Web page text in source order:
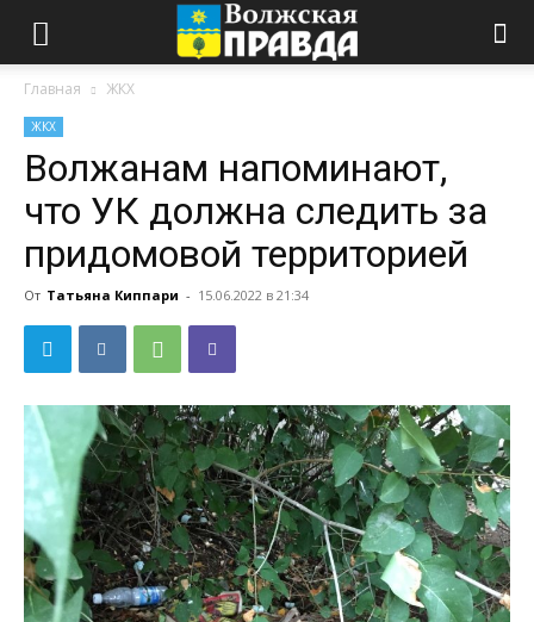
Главная ЖКХ
ЖКХ
Волжанам напоминают,
что УК должна следить за
придомовой территорией
От Татьяна Киппари - 15.06.2022 в 21:34